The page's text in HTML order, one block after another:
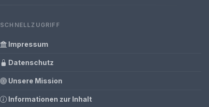
SCHNELLZUGRIFF
Impressum
Datenschutz
Unsere Mission
Informationen zur Inhalt